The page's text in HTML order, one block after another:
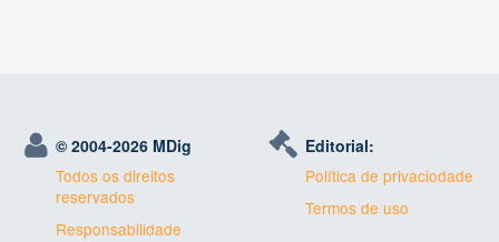
© 2004-2026 MDig
Todos os direitos
reservados
Responsabilidade
Editorial:
Política de privaciodade
Termos de uso